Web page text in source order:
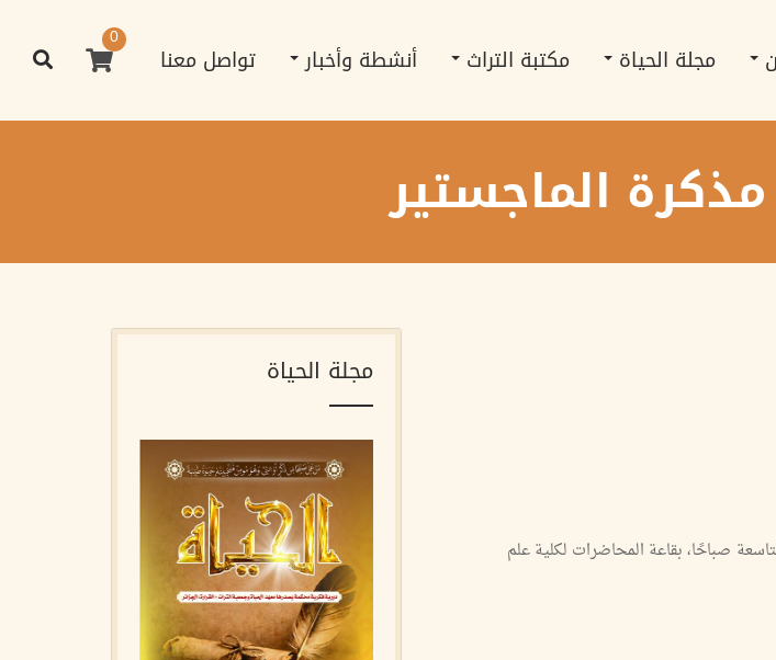
مجلة الحياة مكتبة التراث أنشطة وأخبار تواصل معنا
0
الماجستير
صباحًا، بقاعة المحاضرات لكلية علم
مجلة الحياة